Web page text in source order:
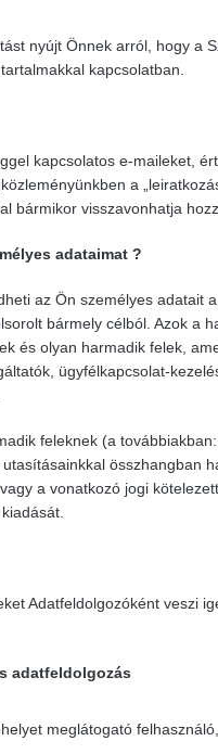
nyújt Önnek arról, hogy a
kapcsolatban.
kapcsolatos e-maileket,
a
bármikor visszavonhatja
adataimat ?
az Ön személyes adatait
bármely célból. Azok a
és olyan harmadik felek,
ügyfélkapcsolat-
feleknek (a
összhangban
a vonatkozó jogi
Adatfeldolgozóként veszi
adatfeldolgozás
meglátogató